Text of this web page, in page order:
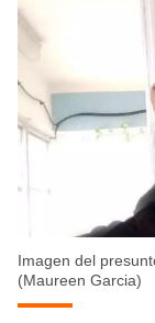
Imagen del
(Maureen Garcia)